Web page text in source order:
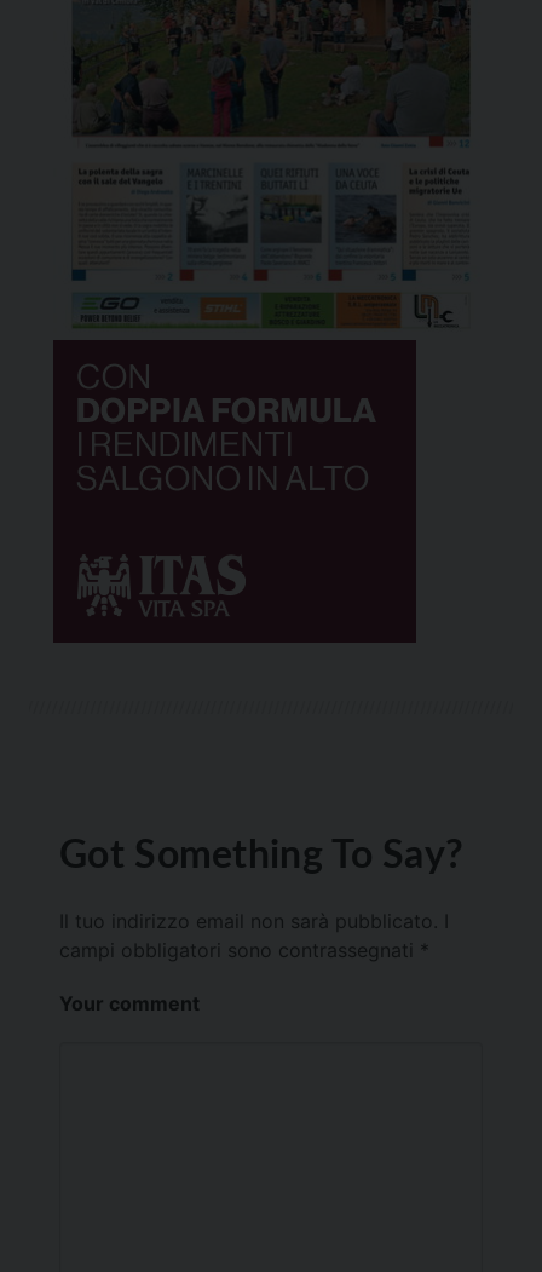
Got Something To Say?
Il tuo indirizzo email non sarà pubblicato.
campi obbligatori sono contrassegnati *
Your comment